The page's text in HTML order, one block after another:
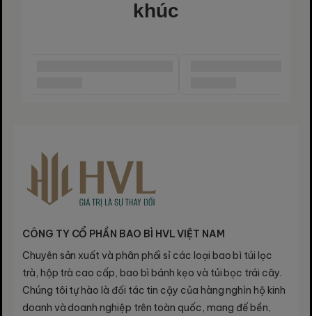
Phiên Bản Xanh
Phiên Bản Cam
(Sắc Màu Rực Rỡ)
Sự phối hợp mạnh mẽ giữa vỏ thiếc và đai
giấy cam, tạo điểm nhấn ấn tượng, nổi bật
trên mọi kệ trưng bày.
khúc
CÔNG TY CỔ PHẦN BAO BÌ HVL VIỆT NAM
Chuyên sản xuất và phân phối sỉ các loại bao bì túi lọc
trà, hộp trà cao cấp, bao bì bánh kẹo và túi bọc trái cây.
Chúng tôi tự hào là đối tác tin cậy của hàng nghìn hộ kinh
doanh và doanh nghiệp trên toàn quốc, mang đế bền,